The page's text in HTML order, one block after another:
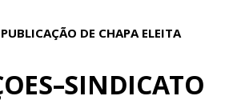
DE CHAPA ELEITA